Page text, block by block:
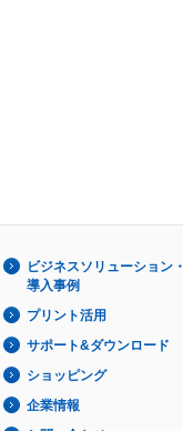
ビジネスソリューション・
導入事例
プリント活用
サポート&ダウンロード
ショッピング
企業情報